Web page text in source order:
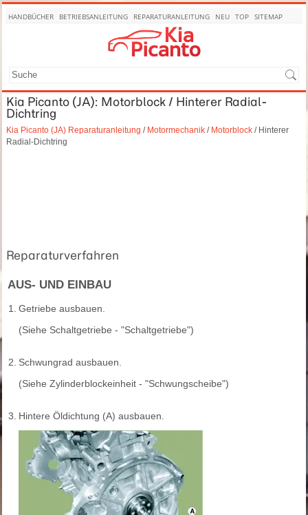
HANDBÜCHER BETRIEBSANLEITUNG REPARATURANLEITUNG NEU TOP SITEMAP
Kia Picanto (JA): Motorblock / Hinterer Radial-
Dichtring
Kia Picanto (JA) Reparaturanleitung / Motormechanik / Motorblock / Hinterer
Radial-Dichtring
Reparaturverfahren
AUS- UND EINBAU
1.
Getriebe ausbauen.
(Siehe Schaltgetriebe - "Schaltgetriebe")
2. Schwungrad ausbauen.
(Siehe Zylinderblockeinheit - "Schwungscheibe")
3. Hintere Öldichtung (A) ausbauen.